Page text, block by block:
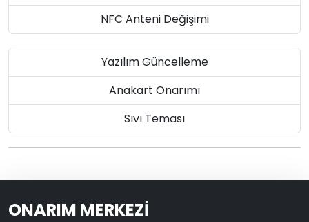
NFC Anteni Değişimi
Yazılım Güncelleme
Anakart Onarımı
Sıvı Teması
ONARIM MERKEZİ